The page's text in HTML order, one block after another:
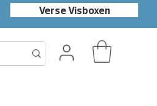
Verse Visboxen